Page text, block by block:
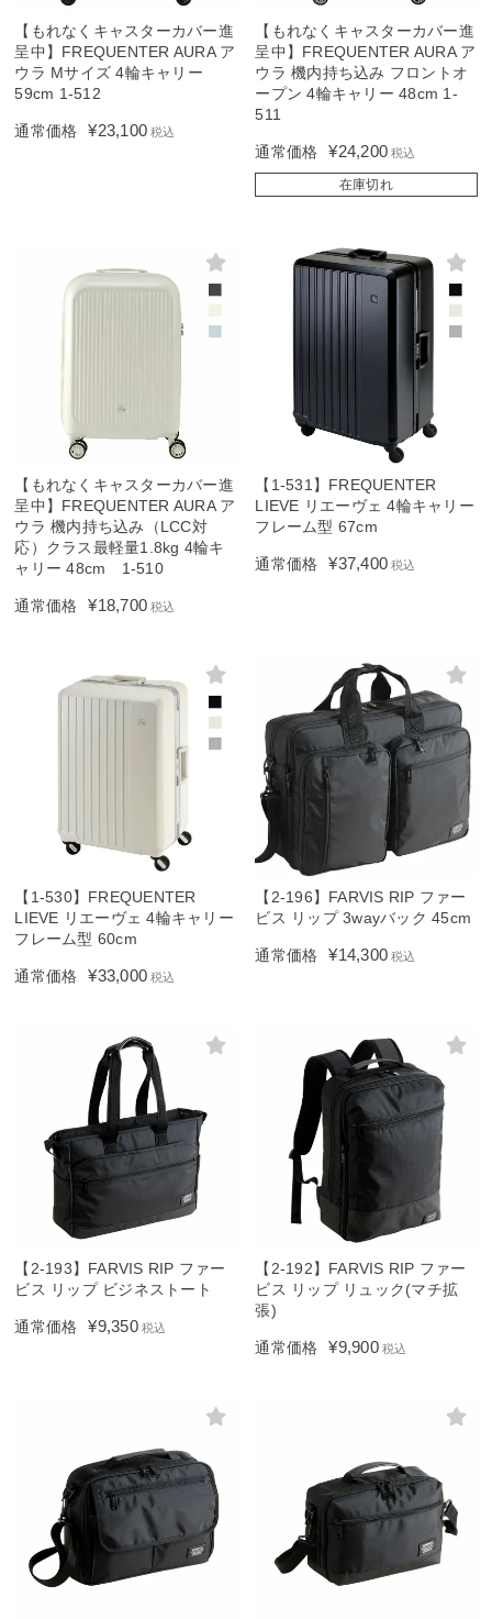
【もれなくキャスターカバー進
呈中】FREQUENTER AURA ア
ウラ Mサイズ 4輪キャリー
59cm 1-512
通常価格 ¥23,100 税込
【もれなくキャスターカバー進
呈中】FREQUENTER AURA ア
ウラ 機内持ち込み フロントオ
ープン 4輪キャリー 48cm 1-
511
通常価格 ¥24,200 税込
在庫切れ
【もれなくキャスターカバー進
呈中】FREQUENTER AURA ア
ウラ 機内持ち込み（LCC対
応）クラス最軽量1.8kg 4輪キ
ャリー 48cm 1-510
通常価格 ¥18,700 税込
【1-531】FREQUENTER
LIEVE リエーヴェ 4輪キャリー
フレーム型 67cm
通常価格 ¥37,400 税込
【1-530】FREQUENTER
LIEVE リエーヴェ 4輪キャリー
フレーム型 60cm
通常価格 ¥33,000 税込
【2-196】FARVIS RIP ファー
ビス リップ 3wayバック 45cm
通常価格 ¥14,300 税込
【2-193】FARVIS RIP ファー
ビス リップ ビジネストート
通常価格 ¥9,350 税込
【2-192】FARVIS RIP ファー
ビス リップ リュック(マチ拡
張)
通常価格 ¥9,900 税込